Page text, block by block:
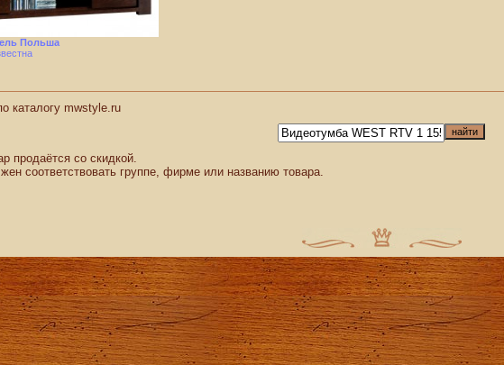
Польша
каталогу mwstyle.ru
продаётся со скидкой.
соответствовать группе, фирме или названию товара.